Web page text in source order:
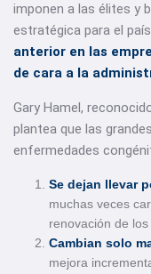
imponen a las élites y
estratégica para el
anterior en las
de cara a la
Gary Hamel,
plantea que las
enfermedades
Se dejan llevar
muchas veces
renovación de los
Cambian solo
mejora